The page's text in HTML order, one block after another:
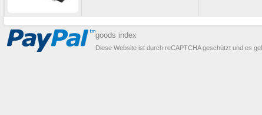
goods index
Diese Website ist durch reCAPTCHA geschützt und es